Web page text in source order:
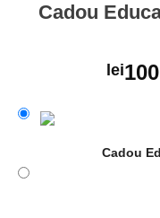
Cadou
lei
Cadou